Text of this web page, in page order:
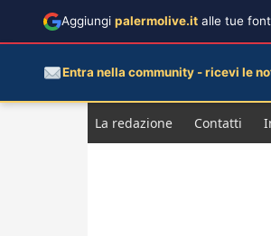
La redazione Contatti
Aggiungi palermolive.it alle tue
Entra nella community - ricevi le